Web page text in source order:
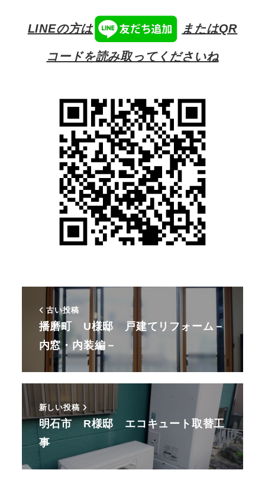
LINEの方は またはQR
コードを読み取ってくださいね
古い投稿
播磨町 U様邸 戸建てリフォーム－
内窓・内装編－
新しい投稿
明石市 R様邸 エコキュート取替工
事